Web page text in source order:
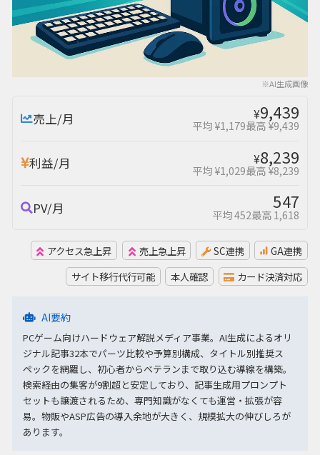
※AI生成画像
売上/月 ¥9,439
平均 ¥1,179最高 ¥9,439
利益/月 ¥8,239
平均 ¥1,029最高 ¥8,239
PV/月 547
平均 452最高 1,618
アクセス急上昇 売上急上昇 SC連携
GA連携
サイト移行代行可能
本人確認 カード決済対応
AI要約
PCゲーム向けハードウェア解説メディア事業。AI生成によるオリ
ジナル記事32本でパーツ比較や予算別構成、タイトル別推奨ス
ペックを網羅し、初心者からベテランまで取り込む導線を構築。
検索経由の集客が9割超と安定しており、記事生成用プロンプト
セットも譲渡されるため、専門知識がなくても運営・拡張が容
易。物販やASP広告の導入余地が大きく、規模拡大の伸びしろが
あります。